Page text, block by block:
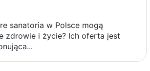
sanatoria w Polsce mogą
zdrowie i życie? Ich oferta jest